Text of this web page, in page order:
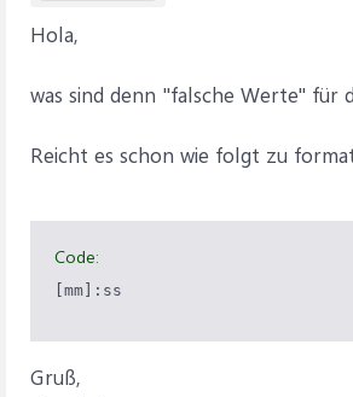
Hola,
was sind denn "falsche Werte" für
Reicht es schon wie folgt zu
Code:
[mm]:ss
Gruß,